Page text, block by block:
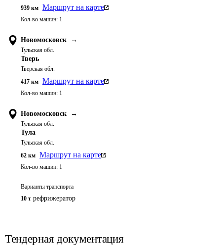
939 км Маршрут на карте
Кол-во машин: 1
Новомосковск →
Тульская обл.
Тверь
Тверская обл.
417 км Маршрут на карте
Кол-во машин: 1
Новомосковск →
Тульская обл.
Тула
Тульская обл.
62 км Маршрут на карте
Кол-во машин: 1
Варианты транспорта
10 т рефрижератор
Тендерная документация